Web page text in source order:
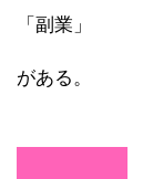
「副業」
がある。